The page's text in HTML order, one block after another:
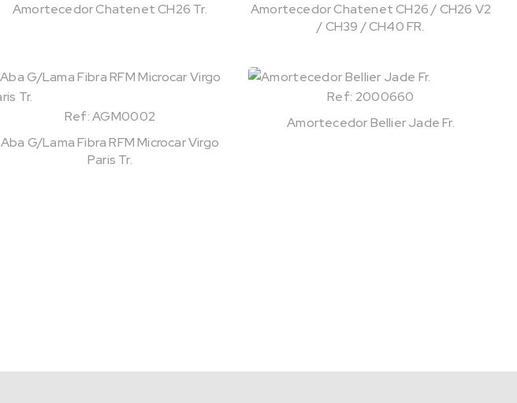
Amortecedor Chatenet CH26 Tr.
Amortecedor Chatenet CH26 / CH26 V2
/ CH39 / CH40 FR.
Ref: AGM0002
Aba G/Lama Fibra RFM Microcar Virgo
Paris Tr.
Ref: 2000660
Amortecedor Bellier Jade Fr.